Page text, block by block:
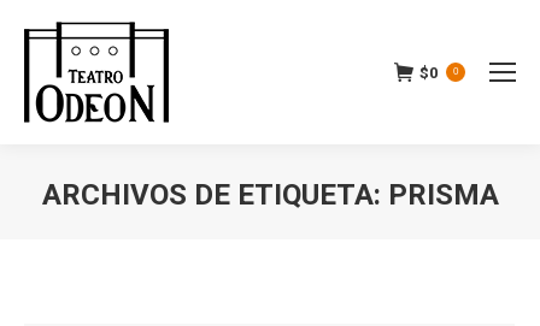
$0 0
ARCHIVOS DE ETIQUETA: PRISMA